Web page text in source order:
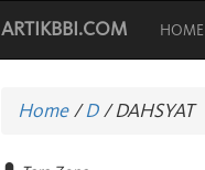
ARTIKBBI.COM HOME
Home/D /DAHSYAT